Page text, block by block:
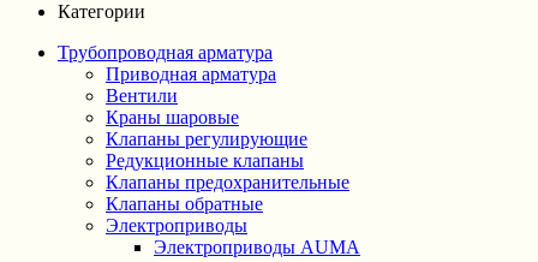
Категории
Трубопроводная арматура
Приводная арматура
Вентили
Краны шаровые
Клапаны регулирующие
Редукционные клапаны
Клапаны предохранительные
Клапаны обратные
Электроприводы
Электроприводы AUMA